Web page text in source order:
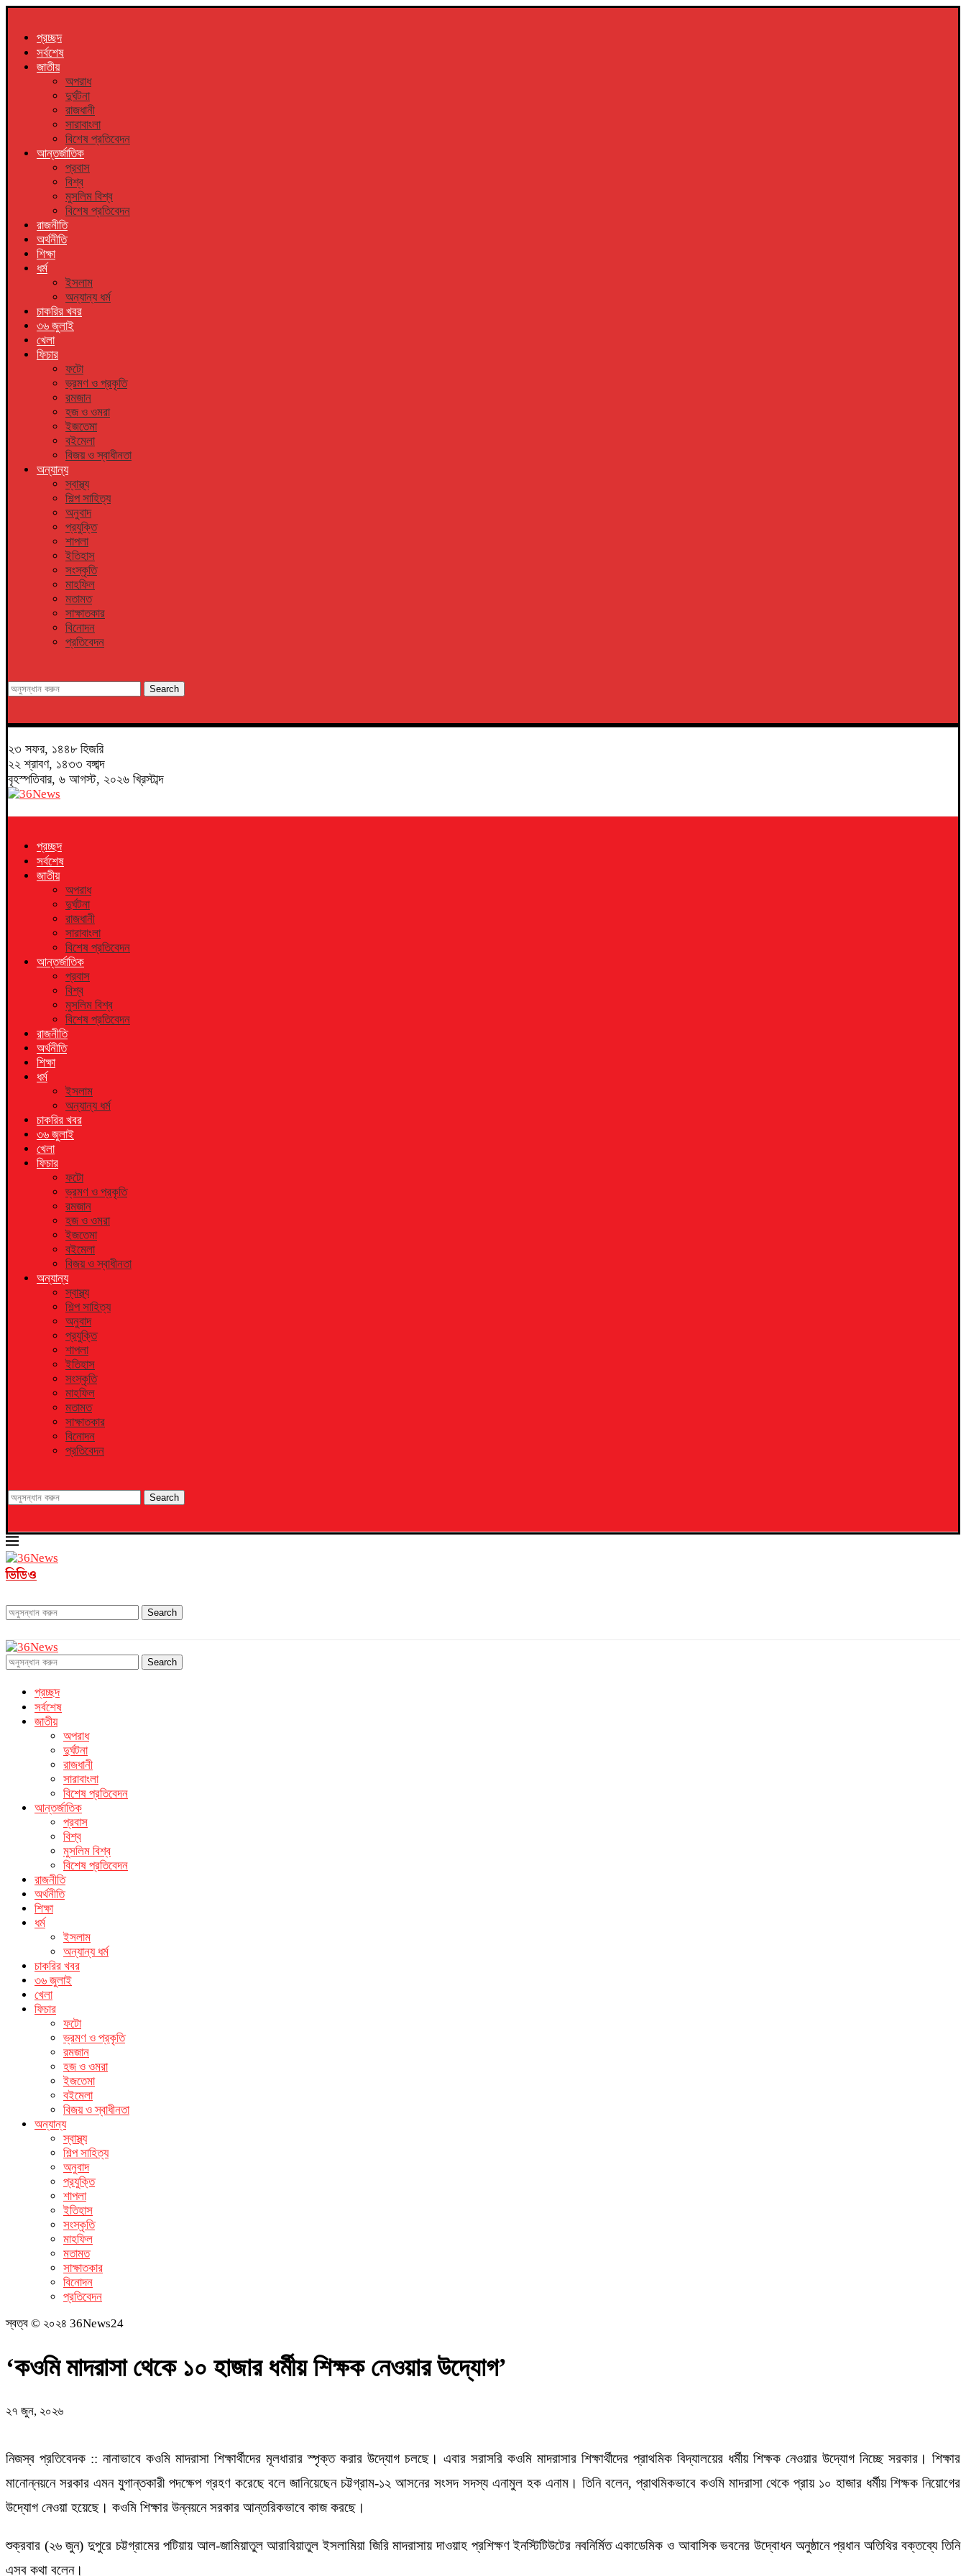
প্রচ্ছদ
সর্বশেষ
জাতীয়
অপরাধ
দুর্ঘটনা
রাজধানী
সারাবাংলা
বিশেষ প্রতিবেদন
আন্তর্জাতিক
প্রবাস
বিশ্ব
মুসলিম বিশ্ব
বিশেষ প্রতিবেদন
রাজনীতি
অর্থনীতি
শিক্ষা
ধর্ম
ইসলাম
অন্যান্য ধর্ম
চাকরির খবর
৩৬ জুলাই
খেলা
ফিচার
ফটো
ভ্রমণ ও প্রকৃতি
রমজান
হজ ও ওমরা
ইজতেমা
বইমেলা
বিজয় ও স্বাধীনতা
অন্যান্য
স্বাস্থ্য
শিল্প সাহিত্য
অনুবাদ
প্রযুক্তি
শাপলা
ইতিহাস
সংস্কৃতি
মাহফিল
মতামত
সাক্ষাতকার
বিনোদন
প্রতিবেদন
Search
২৩ সফর, ১৪৪৮ হিজরি
২২ শ্রাবণ, ১৪৩৩ বঙ্গাব্দ
বৃহস্পতিবার, ৬ আগস্ট, ২০২৬ খ্রিস্টাব্দ
প্রচ্ছদ
সর্বশেষ
জাতীয়
অপরাধ
দুর্ঘটনা
রাজধানী
সারাবাংলা
বিশেষ প্রতিবেদন
আন্তর্জাতিক
প্রবাস
বিশ্ব
মুসলিম বিশ্ব
বিশেষ প্রতিবেদন
রাজনীতি
অর্থনীতি
শিক্ষা
ধর্ম
ইসলাম
অন্যান্য ধর্ম
চাকরির খবর
৩৬ জুলাই
খেলা
ফিচার
ফটো
ভ্রমণ ও প্রকৃতি
রমজান
হজ ও ওমরা
ইজতেমা
বইমেলা
বিজয় ও স্বাধীনতা
অন্যান্য
স্বাস্থ্য
শিল্প সাহিত্য
অনুবাদ
প্রযুক্তি
শাপলা
ইতিহাস
সংস্কৃতি
মাহফিল
মতামত
সাক্ষাতকার
বিনোদন
প্রতিবেদন
Search
ভিডিও
Search
Search
প্রচ্ছদ
সর্বশেষ
জাতীয়
অপরাধ
দুর্ঘটনা
রাজধানী
সারাবাংলা
বিশেষ প্রতিবেদন
আন্তর্জাতিক
প্রবাস
বিশ্ব
মুসলিম বিশ্ব
বিশেষ প্রতিবেদন
রাজনীতি
অর্থনীতি
শিক্ষা
ধর্ম
ইসলাম
অন্যান্য ধর্ম
চাকরির খবর
৩৬ জুলাই
খেলা
ফিচার
ফটো
ভ্রমণ ও প্রকৃতি
রমজান
হজ ও ওমরা
ইজতেমা
বইমেলা
বিজয় ও স্বাধীনতা
অন্যান্য
স্বাস্থ্য
শিল্প সাহিত্য
অনুবাদ
প্রযুক্তি
শাপলা
ইতিহাস
সংস্কৃতি
মাহফিল
মতামত
সাক্ষাতকার
বিনোদন
প্রতিবেদন
স্বত্ব © ২০২৪ 36News24
‘কওমি মাদরাসা থেকে ১০ হাজার ধর্মীয় শিক্ষক নেওয়ার উদ্যোগ’
২৭ জুন, ২০২৬
নিজস্ব প্রতিবেদক :: নানাভাবে কওমি মাদরাসা শিক্ষার্থীদের মূলধারার স্পৃক্ত করার উদ্যোগ চলছে। এবার সরাসরি কওমি মাদরাসার শিক্ষার্থীদের প্রাথমিক বিদ্যালয়ের ধর্মীয় শিক্ষক নেওয়ার উদ্যোগ নিচ্ছে সরকার। শিক্ষার
মানোন্নয়নে সরকার এমন যুগান্তকারী পদক্ষেপ গ্রহণ করেছে বলে জানিয়েছেন চট্টগ্রাম-১২ আসনের সংসদ সদস্য এনামুল হক এনাম। তিনি বলেন, প্রাথমিকভাবে কওমি মাদরাসা থেকে প্রায় ১০ হাজার ধর্মীয় শিক্ষক নিয়োগের
উদ্যোগ নেওয়া হয়েছে। কওমি শিক্ষার উন্নয়নে সরকার আন্তরিকভাবে কাজ করছে।
শুক্রবার (২৬ জুন) দুপুরে চট্টগ্রামের পটিয়ায় আল-জামিয়াতুল আরাবিয়াতুল ইসলামিয়া জিরি মাদরাসায় দাওয়াহ প্রশিক্ষণ ইনস্টিটিউটের নবনির্মিত একাডেমিক ও আবাসিক ভবনের উদ্বোধন অনুষ্ঠানে প্রধান অতিথির বক্তব্যে তিনি
এসব কথা বলেন।